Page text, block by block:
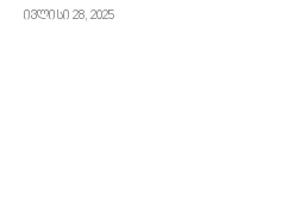
ივლისი 28, 2025